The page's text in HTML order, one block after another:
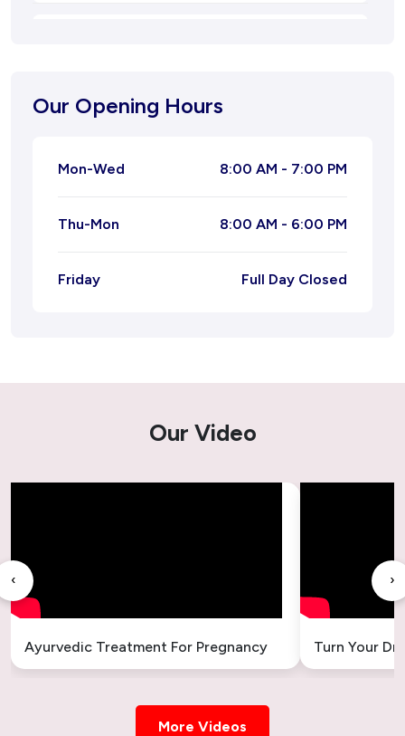
Joint Pain Ayurvedic Treatment
Ayurvedic Treatment for Leucorrhoea
Ayurvedic Treatment for Piles
Lasting Solutions
Ayurvedic Treatment for Cough
Ayurvedic Treatment for Sleeplessness –
Natural Insomnia Remedies
Ayurvedic Treatment for Uterus Cyst –
Natural & Holistic Healing
Our Opening Hours
Mon-Wed 8:00 AM - 7:00 PM
Thu-Mon 8:00 AM - 6:00 PM
Friday Full Day Closed
Our Video
‹
Ayurvedic Treatment For Pregnancy Turn Your
›
More Videos